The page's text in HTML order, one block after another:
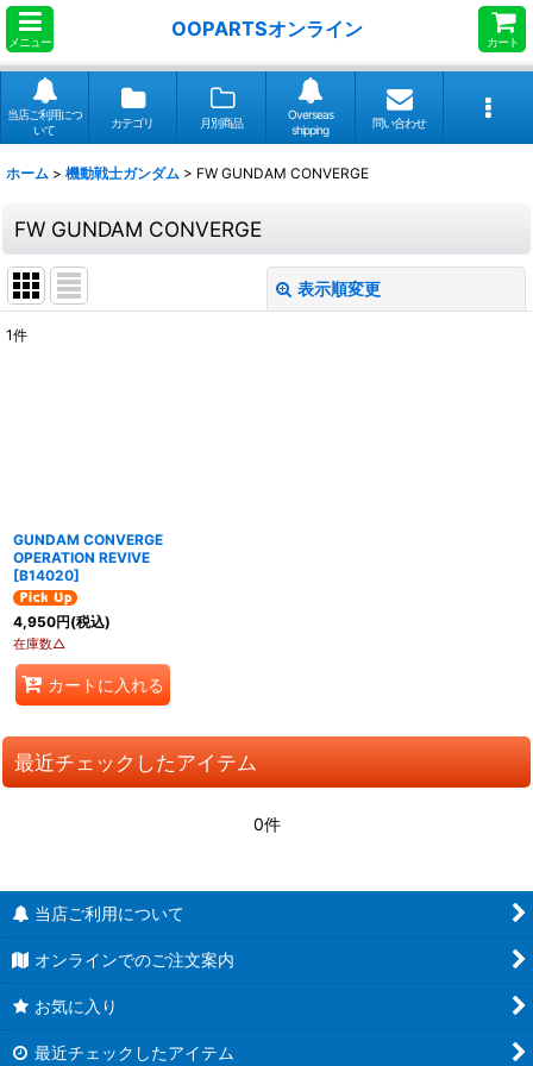
メニュー
OOPARTSオンライン
カート
当店ご利用につ
いて
カテゴリ 月別商品
Overseas
shipping
問い合わせ
ホーム > 機動戦士ガンダム > FW GUNDAM CONVERGE
FW GUNDAM CONVERGE
表示順変更
1件
GUNDAM CONVERGE
OPERATION REVIVE
[B14020]
4,950円(税込)
在庫数△
カートに入れる
最近チェックしたアイテム
0件
当店ご利用について
オンラインでのご注文案内
お気に入り
最近チェックしたアイテム